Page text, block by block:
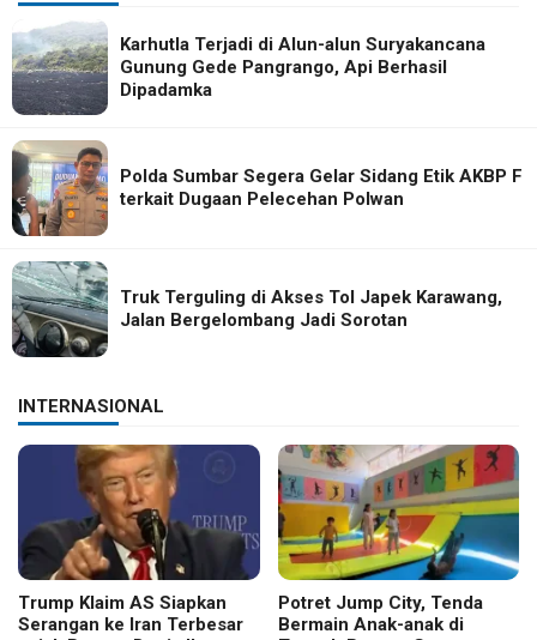
Karhutla Terjadi di Alun-alun Suryakancana
Gunung Gede Pangrango, Api Berhasil
Dipadamka
Polda Sumbar Segera Gelar Sidang Etik AKBP F
terkait Dugaan Pelecehan Polwan
Truk Terguling di Akses Tol Japek Karawang,
Jalan Bergelombang Jadi Sorotan
INTERNASIONAL
Trump Klaim AS Siapkan
Serangan ke Iran Terbesar
Potret Jump City, Tenda
Bermain Anak-anak di